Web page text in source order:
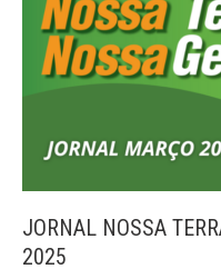
JORNAL NOSSA
2025